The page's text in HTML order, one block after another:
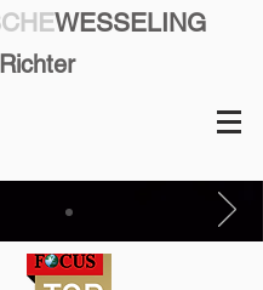
WESSELING